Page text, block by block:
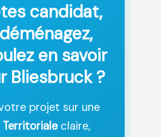
candidat,
en savoir
Bliesbruck ?
projet sur une
Territorialeclaire,